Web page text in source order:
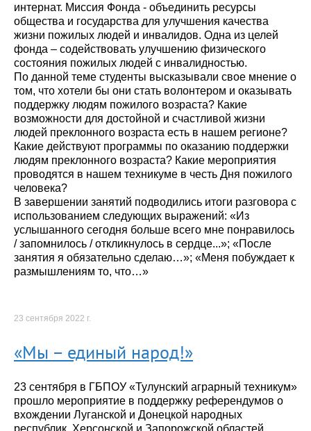
интернат. Миссия Фонда - объединить ресурсы
общества и государства для улучшения качества
жизни пожилых людей и инвалидов. Одна из целей
фонда – содействовать улучшению физического
состояния пожилых людей с инвалидностью.
По данной теме студенты высказывали свое мнение о
том, что хотели бы они стать волонтером и оказывать
поддержку людям пожилого возраста? Какие
возможности для достойной и счастливой жизни
людей преклонного возраста есть в нашем регионе?
Какие действуют программы по оказанию поддержки
людям преклонного возраста? Какие мероприятия
проводятся в нашем техникуме в честь Дня пожилого
человека?
В завершении занятий подводились итоги разговора с
использованием следующих выражений: «Из
услышанного сегодня больше всего мне понравилось
/ запомнилось / откликнулось в сердце...»; «После
занятия я обязательно сделаю…»; «Меня побуждает к
размышлениям то, что…»
23 сентября 2022 г.
«Мы – единый народ!»
23 сентября в ГБПОУ «Тулунский аграрный техникум»
прошло мероприятие в поддержку референдумов о
вхождении Луганской и Донецкой народных